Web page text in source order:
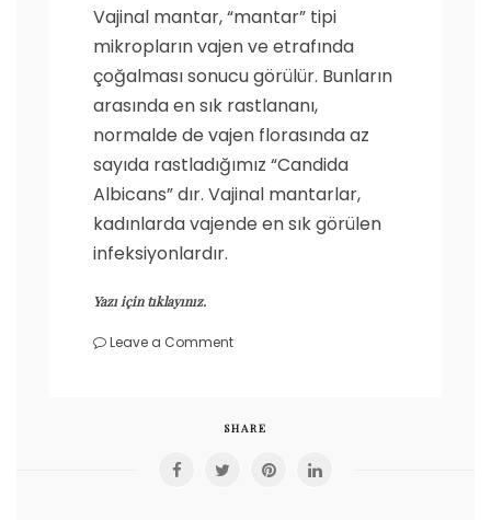
Vajinal mantar, “mantar” tipi
mikropların vajen ve etrafında
çoğalması sonucu görülür. Bunların
arasında en sık rastlananı,
normalde de vajen florasında az
sayıda rastladığımız “Candida
Albicans” dır. Vajinal mantarlar,
kadınlarda vajende en sık görülen
infeksiyonlardır.
Yazı için tıklayınız.
Leave a Commenton
SHARE